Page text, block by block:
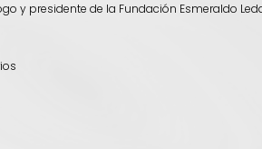
y presidente de la Fundación Esmeraldo